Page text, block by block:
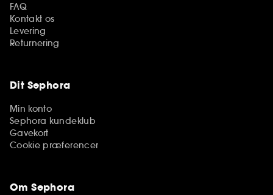
FAQ
Kontakt os
Levering
Returnering
Dit Sephora
Min konto
Sephora kundeklub
Gavekort
Cookie præferencer
Om Sephora